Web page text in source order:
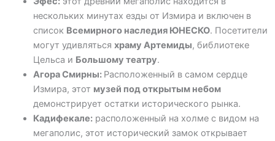
нескольких минутах езды от Измира и включен в
список Всемирного наследия ЮНЕСКО. Посетители
могут удивляться храму Артемиды, библиотеке
Цельса и Большому театру.
Агора Смирны: Расположенный в самом сердце
Измира, этот музей под открытым небом
демонстрирует остатки исторического рынка.
Кадифекале:расположенный на холме с видом на
мегаполис, этот исторический замок открывает